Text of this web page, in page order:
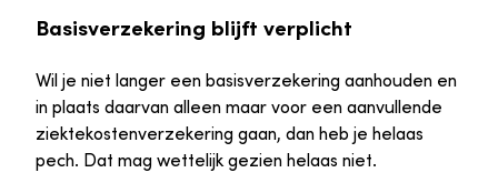
Basisverzekering blijft verplicht
Wil je niet langer een basisverzekering aanhouden en
in plaats daarvan alleen maar voor een aanvullende
ziektekostenverzekering gaan, dan heb je helaas
pech. Dat mag wettelijk gezien helaas niet.